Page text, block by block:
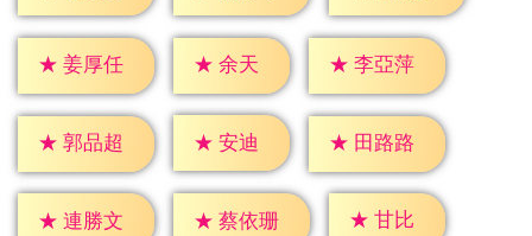
★ 姜厚任 ★ 余天 ★ 李亞萍
★ 郭品超 ★ 安迪 ★ 田路路
★ 連勝文 ★ 蔡依珊 ★ 甘比